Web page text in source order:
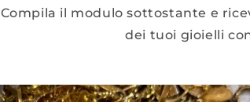
Compila il modulo sottostante e
dei tuoi gioielli